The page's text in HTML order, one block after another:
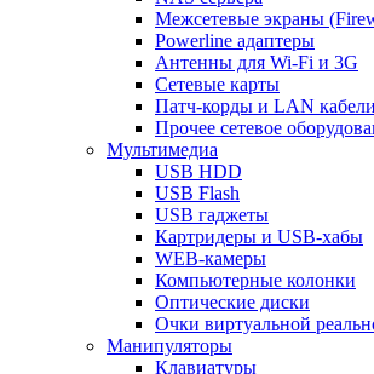
Межсетевые экраны
Powerline адаптеры
Антенны для Wi-Fi и 3G
Сетевые карты
Патч-корды и LAN кабели
Прочее сетевое
Мультимедиа
USB HDD
USB Flash
USB гаджеты
Картридеры и USB-хабы
WEB-камеры
Компьютерные колонки
Оптические диски
Очки виртуальной
Манипуляторы
Клавиатуры